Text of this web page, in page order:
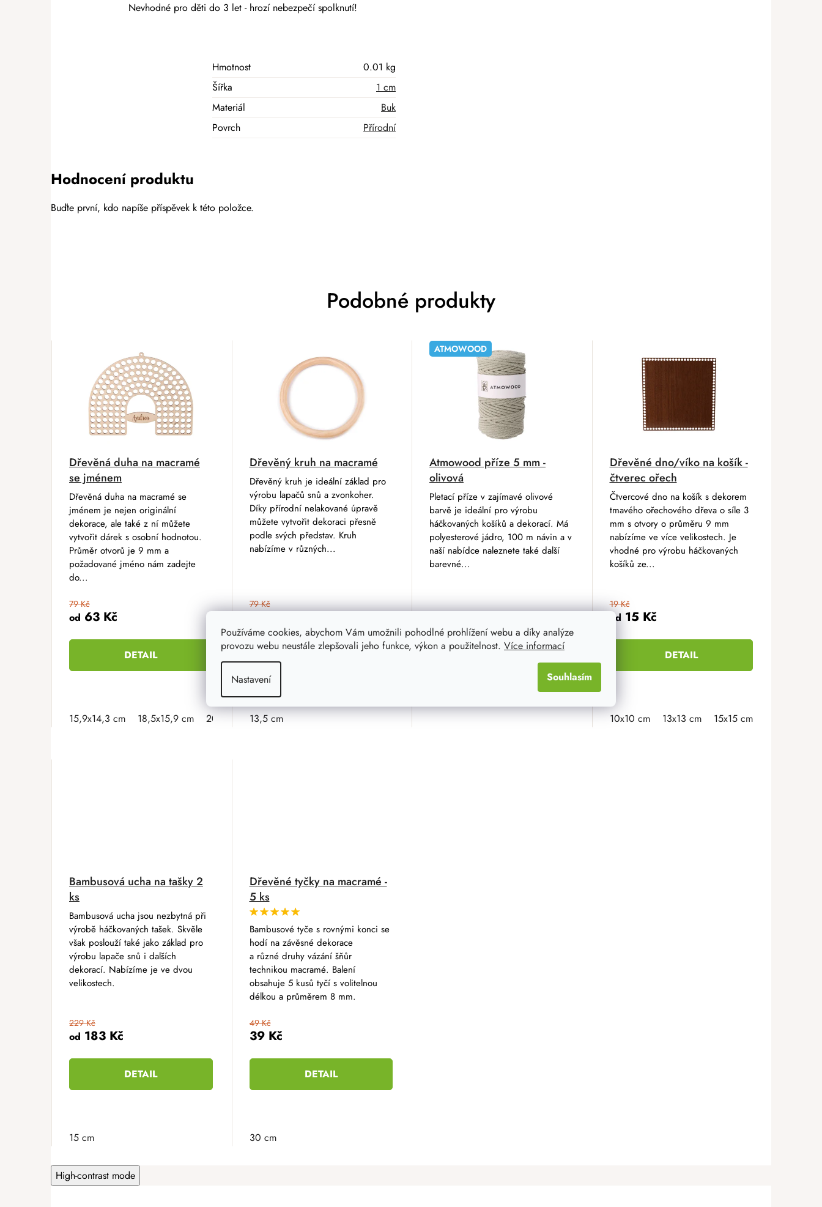
Používáme cookies, abychom Vám umožnili pohodlné prohlížení webu a díky analýze
provozu webu neustále zlepšovali jeho funkce, výkon a použitelnost. Více informací
Nastavení Souhlasím
Nevhodné pro děti do 3 let - hrozí nebezpečí spolknutí!
Hmotnost
0.01 kg
Šířka
1 cm
Materiál
Buk
Povrch
Přírodní
Hodnocení produktu
Buďte první, kdo napíše příspěvek k této položce.
Podobné produkty
Dřevěná duha na macramé
se jménem
od 63 Kč
79 Kč
DETAIL
Dřevěná duha na macramé se
jménem je nejen originální
dekorace, ale také z ní můžete
vytvořit dárek s osobní hodnotou.
Průměr otvorů je 9 mm a
požadované jméno nám zadejte
do...
15,9x14,3 cm 18,5x15,9 cm 20,9x16,8 cm 23,3x18 cm
Dřevěný kruh na macramé
63 Kč
79 Kč
DETAIL
Dřevěný kruh je ideální základ pro
výrobu lapačů snů a zvonkoher.
Díky přírodní nelakované úpravě
můžete vytvořit dekoraci přesně
podle svých představ. Kruh
nabízíme v různých...
13,5 cm
ATMOWOOD
Atmowood příze 5 mm -
olivová
186 Kč
219 Kč
DO KOŠÍKU
Pletací příze v zajímavé olivové
barvě je ideální pro výrobu
háčkovaných košíků a dekorací. Má
polyesterové jádro, 100 m návin a v
naší nabídce naleznete také další
barevné...
Dřevěné dno/víko na košík -
čtverec ořech
od 15 Kč
19 Kč
DETAIL
Čtvercové dno na košík s dekorem
tmavého ořechového dřeva o síle 3
mm s otvory o průměru 9 mm
nabízíme ve více velikostech. Je
vhodné pro výrobu háčkovaných
košíků ze...
10x10 cm 13x13 cm 15x15 cm
Bambusová ucha na tašky 2
ks
od 183 Kč
229 Kč
DETAIL
Bambusová ucha jsou nezbytná při
výrobě háčkovaných tašek. Skvěle
však poslouží také jako základ pro
výrobu lapače snů i dalších
dekorací. Nabízíme je ve dvou
velikostech.
15 cm
Dřevěné tyčky na macramé -
5 ks
39 Kč
49 Kč
DETAIL
Bambusové tyče s rovnými konci se
hodí na závěsné dekorace
a různé druhy vázání šňůr
technikou macramé. Balení
obsahuje 5 kusů tyčí s volitelnou
délkou a průměrem 8 mm.
30 cm
High-contrast mode